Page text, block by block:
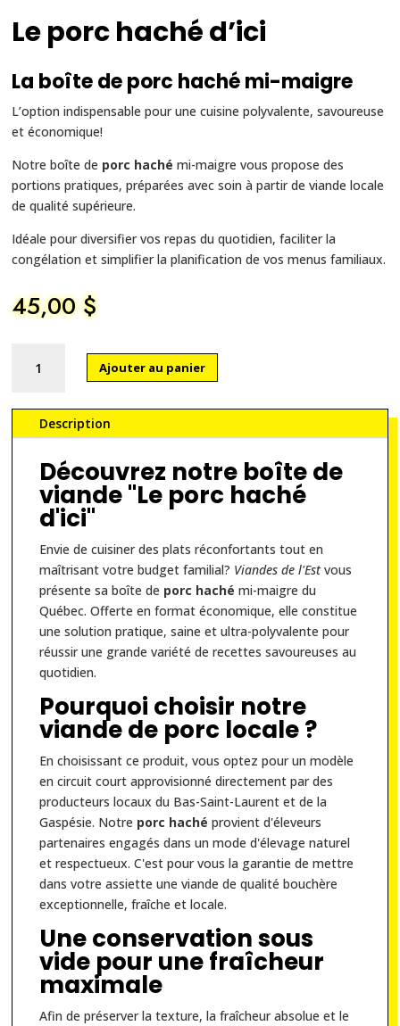
Le porc haché d’ici
La boîte de porc haché mi-maigre
L’option indispensable pour une cuisine polyvalente, savoureuse
et économique!
Notre boîte de porc haché mi-maigre vous propose des
portions pratiques, préparées avec soin à partir de viande locale
de qualité supérieure.
Idéale pour diversifier vos repas du quotidien, faciliter la
congélation et simplifier la planification de vos menus familiaux.
45,00$
porc
haché
Ajouter au panier
Description
Découvrez notre boîte de
viande "Le porc haché
d'ici"
Envie de cuisiner des plats réconfortants tout en
maîtrisant votre budget familial? Viandes de l'Estvous
présente sa boîte de porc haché mi-maigre du
Québec. Offerte en format économique, elle constitue
une solution pratique, saine et ultra-polyvalente pour
réussir une grande variété de recettes savoureuses au
quotidien.
Pourquoi choisir notre
viande de porc locale ?
En choisissant ce produit, vous optez pour un modèle
en circuit court approvisionné directement par des
producteurs locaux du Bas-Saint-Laurent et de la
Gaspésie. Notre porc haché provient d'éleveurs
partenaires engagés dans un mode d'élevage naturel
et respectueux. C'est pour vous la garantie de mettre
dans votre assiette une viande de qualité bouchère
exceptionnelle, fraîche et locale.
Une conservation sous
vide pour une fraîcheur
maximale
Afin de préserver la texture, la fraîcheur absolue et le